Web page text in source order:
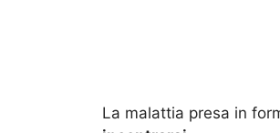
La malattia presa in